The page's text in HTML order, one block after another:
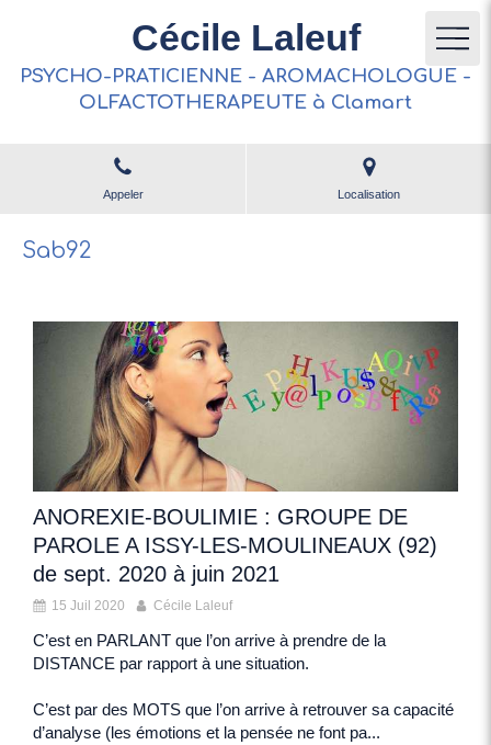
Cécile Laleuf
PSYCHO-PRATICIENNE - AROMACHOLOGUE -
OLFACTOTHERAPEUTE à Clamart
Appeler Localisation
Sab92
ANOREXIE-BOULIMIE : GROUPE DE
PAROLE A ISSY-LES-MOULINEAUX (92)
de sept. 2020 à juin 2021
15 Juil 2020 Cécile Laleuf
C’est en PARLANT que l’on arrive à prendre de la
DISTANCE par rapport à une situation.
C’est par des MOTS que l’on arrive à retrouver sa capacité
d’analyse (les émotions et la pensée ne font pa...